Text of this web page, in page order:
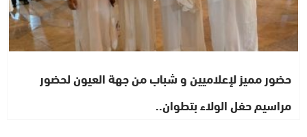
حضور مميز لإعلاميين و شباب من جهة العيون لحضور
مراسيم حفل الولاء بتطوان..